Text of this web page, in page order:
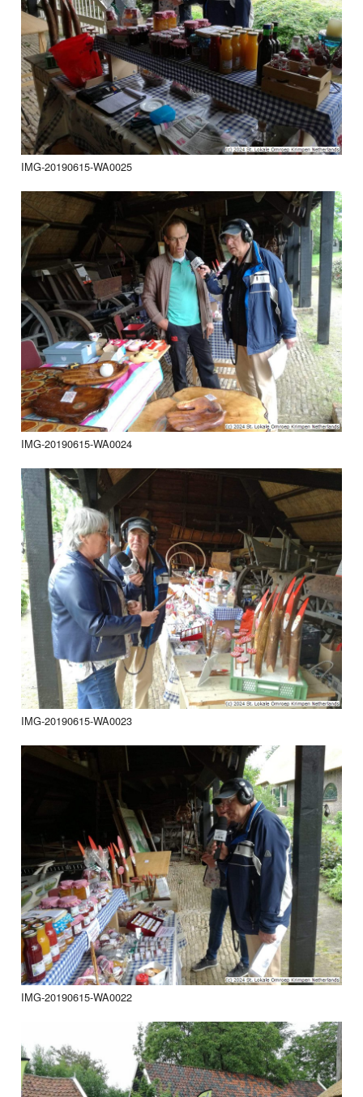
IMG-20190615-WA0025
IMG-20190615-WA0024
IMG-20190615-WA0023
IMG-20190615-WA0022